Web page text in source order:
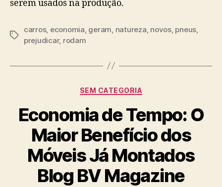
serem usados na produção.
Tags
carros, economia geram natureza novos, pneus
prejudicar, rodam
Categorias
SEM CATEGORIA
Economia de Tempo: O
Maior Benefício dos
Móveis Já Montados
Blog BV Magazine